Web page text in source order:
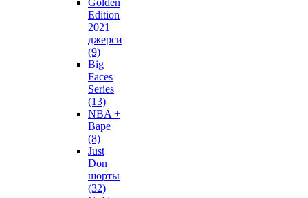
Edition
2021
джерси
(9)
Big
Faces
Series
(13)
NBA +
Bape
(8)
Just
Don
шорты
(32)